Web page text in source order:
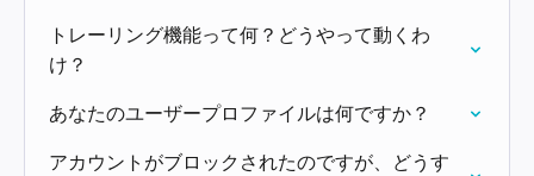
トレーリング機能って何？どうやって動くわ
け？
あなたのユーザープロファイルは何ですか？
アカウントがブロックされたのですが、どうす